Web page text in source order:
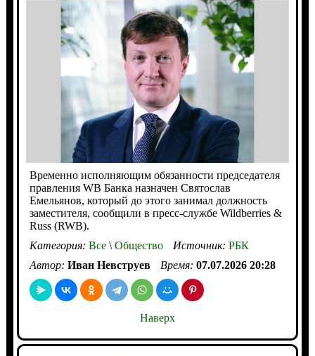
Временно исполняющим обязанности председателя
правления WB Банка назначен Святослав
Емельянов, который до этого занимал должность
заместителя, сообщили в пресс-службе Wildberries &
Russ (RWB).
Категория: Все\Общество Источник: РБК
Автор: Иван Невструев Время: 07.07.2026 20:28
Наверх